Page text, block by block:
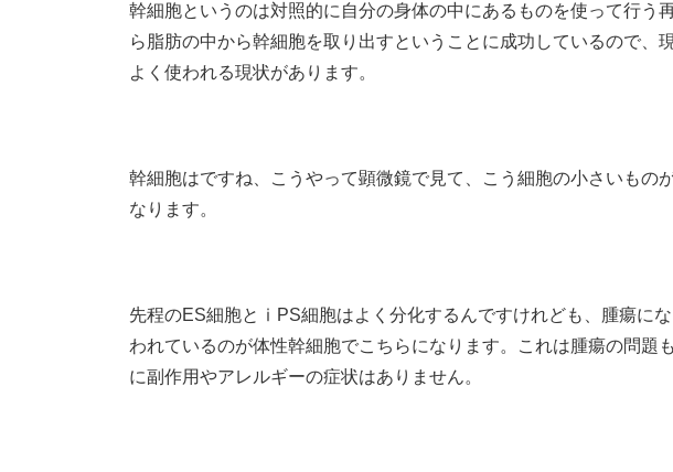
幹細胞というのは対照的に自分の身体の中にあるものを使って行う
ら脂肪の中から幹細胞を取り出すということに成功しているので、
よく使われる現状があります。
幹細胞はですね、こうやって顕微鏡で見て、こう細胞の小さいもの
なります。
先程のES細胞とⅰPS細胞はよく分化するんですけれども、腫瘍に
われているのが体性幹細胞でこちらになります。これは腫瘍の問題
に副作用やアレルギーの症状はありません。